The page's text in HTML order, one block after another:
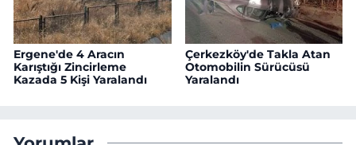
Ergene'de 4 Aracın
Karıştığı Zincirleme
Kazada 5 Kişi Yaralandı
Çerkezköy'de Takla Atan
Otomobilin Sürücüsü
Yaralandı